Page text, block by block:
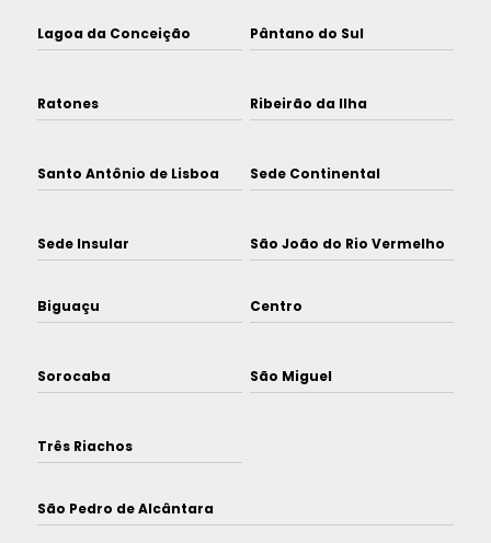
Lagoa da Conceição Pântano do Sul
Ratones Ribeirão da Ilha
Santo Antônio de Lisboa Sede Continental
Sede Insular São João do Rio Vermelho
Biguaçu Centro
Sorocaba São Miguel
Três Riachos
São Pedro de Alcântara